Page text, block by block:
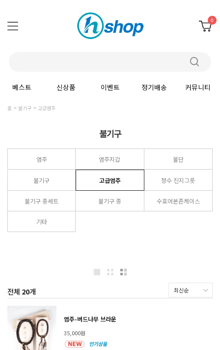
0
베스트 신상품 이벤트 정기배송 커뮤니티
홈 불기구 고급염주
불기구
염주 염주지갑 불단
불기구 고급염주 청수 진지그릇
불기구 종세트 불기구 종 수호어본존케이스
기타
전체 20개
염주-버드나무 브라운
35,000원